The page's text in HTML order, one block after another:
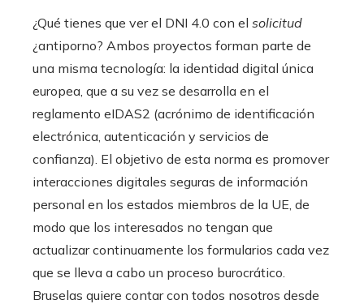
¿Qué tienes que ver el DNI 4.0 con el solicitud
¿antiporno? Ambos proyectos forman parte de
una misma tecnología: la identidad digital única
europea, que a su vez se desarrolla en el
reglamento eIDAS2 (acrónimo de identificación
electrónica, autenticación y servicios de
confianza). El objetivo de esta norma es promover
interacciones digitales seguras de información
personal en los estados miembros de la UE, de
modo que los interesados ​​no tengan que
actualizar continuamente los formularios cada vez
que se lleva a cabo un proceso burocrático.
Bruselas quiere contar con todos nosotros desde